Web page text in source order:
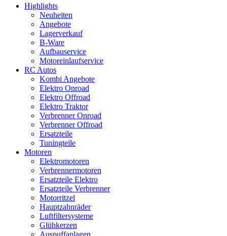
Highlights
Neuheiten
Angebote
Lagerverkauf
B-Ware
Aufbauservice
Motoreinlaufservice
RC Autos
Kombi Angebote
Elektro Onroad
Elektro Offroad
Elektro Traktor
Verbrenner Onroad
Verbrenner Offroad
Ersatzteile
Tuningteile
Motoren
Elektromotoren
Verbrennermotoren
Ersatzteile Elektro
Ersatzteile Verbrenner
Motorritzel
Hauptzahnräder
Luftfiltersysteme
Glühkerzen
Auspuffanlagen